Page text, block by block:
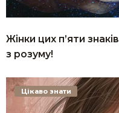
Жінки цих п’яти
з розуму!
Цікаво знати